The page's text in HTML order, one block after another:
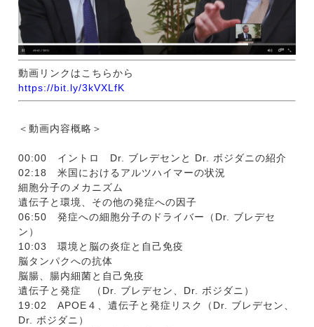
動画リンクはこちらから
https://bit.ly/3kVXLfK
＜動画内容概略＞
00:00 イントロ Dr. ブレデセンと Dr. ボジダニの紹介
02:18 米国におけるアルツハイマーの状況
細胞分子のメカニズム
遺伝子と環境、その他の発症への因子
06:50 発症への細胞分子のドライバー（Dr. ブレデセ
ン）
10:03 環境と脳の炎症と自己免疫
脳タンパクへの抗体
脳腸、腸内細菌と自己免疫
遺伝子と発症 （Dr. ブレデセン、Dr. ボジダニ）
19:02 APOE４、遺伝子と発症リスク（Dr. ブレデセン、
Dr. ボジダニ）